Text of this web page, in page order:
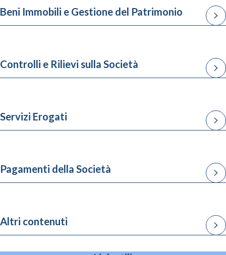
Beni Immobili e Gestione del Patrimonio
Controlli e Rilievi sulla Società
Servizi Erogati
Pagamenti della Società
Altri contenuti